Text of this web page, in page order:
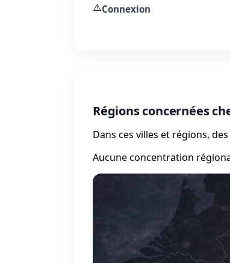
⚠️Connexion
Régions concernées
Dans ces villes et régions,
Aucune concentration